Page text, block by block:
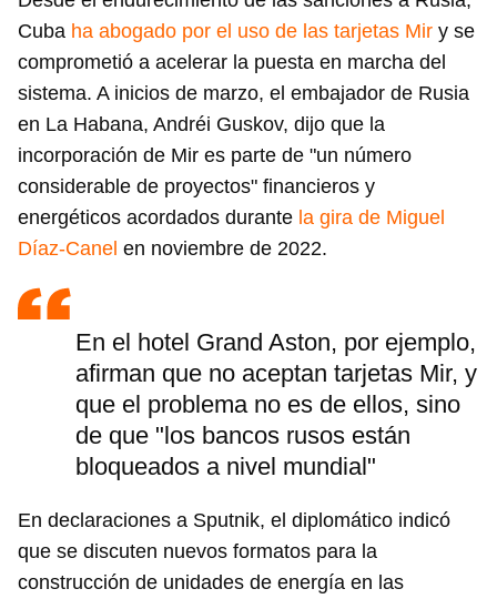
Cuba ha abogado por el uso de las tarjetas Mir y se
comprometió a acelerar la puesta en marcha del
sistema. A inicios de marzo, el embajador de Rusia
en La Habana, Andréi Guskov, dijo que la
incorporación de Mir es parte de "un número
considerable de proyectos" financieros y
energéticos acordados durante la gira de Miguel
Díaz-Canel en noviembre de 2022.
En el hotel Grand Aston, por ejemplo,
afirman que no aceptan tarjetas Mir, y
que el problema no es de ellos, sino
de que "los bancos rusos están
bloqueados a nivel mundial"
En declaraciones a Sputnik, el diplomático indicó
que se discuten nuevos formatos para la
construcción de unidades de energía en las